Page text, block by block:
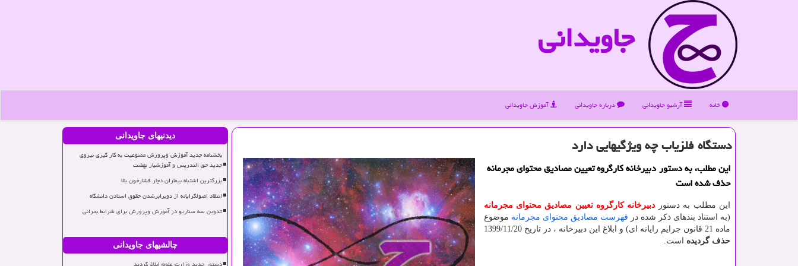
جاویدانی
خانه آرشیو جاویدانی درباره جاویدانی آموزش جاویدانی
دستگاه فلزیاب چه ویژگیهایی دارد
این مطلب، به دستور دبیرخانه كارگروه تعیین مصادیق محتوای مجرمانه
حذف شده است
این مطلب به دستور دبیرخانه كارگروه تعیین مصادیق محتوای مجرمانه
(به استناد بندهای ذکر شده در فهرست مصادیق محتوای مجرمانه موضوع
ماده 21 قانون جرایم رایانه ای) و ابلاغ این دبیرخانه ، در تاریخ 1399/11/20
حذف گردیده است.
دیدنیهای جاویدانی
بخشنامه جدید آموزش وپرورش ممنوعیت به کار گیری نیروی
جدید حق التدریس و آموزشیار نهضت
بزرگترین اشتباه بیماران دچار فشارخون بالا
انتقاد اصولگرایانه از دوبرابرشدن حقوق استادن دانشگاه
تدوین سه سناریو در آموزش وپرورش برای شرایط بحرانی
چالشیهای جاویدانی